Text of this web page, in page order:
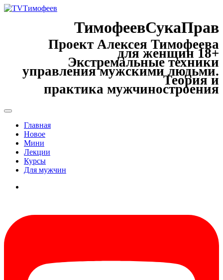
ТимофеевСукаПрав
Проект Алексея Тимофеева
для женщин 18+
Экстремальные техники
управления мужскими людьми.
Теория и
практика мужчиностроения
Главная
Новое
Мини
Лекции
Курсы
Для мужчин